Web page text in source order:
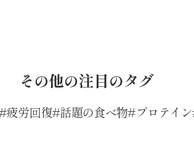
その他の注目のタグ
疲労回復 話題の食べ物 プロテイン